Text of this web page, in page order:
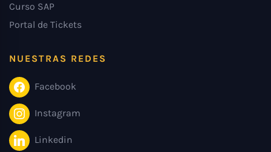
Curso SAP
Portal de Tickets
NUESTRAS REDES
Facebook
Instagram
Linkedin